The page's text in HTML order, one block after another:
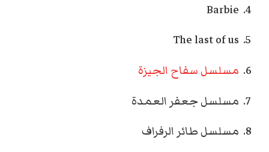
Barbie
The last of us
مسلسل سفاح الجيزة
مسلسل جعفر العمدة
مسلسل طائر الرفراف